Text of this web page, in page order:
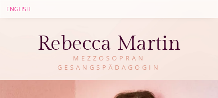
ENGLISH
Rebecca Martin
MEZZOSOPRAN
GESANGSPÄDAGOGIN